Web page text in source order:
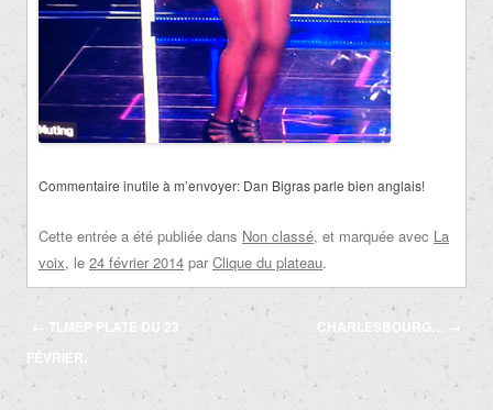
Commentaire inutile à m’envoyer: Dan Bigras parle bien anglais!
Cette entrée a été publiée dans Non classé, et marquée avec La
voix, le 24 février 2014 par Clique du plateau.
Navigation
des
articles
← TLMEP PLATE DU 23
FÉVRIER.
CHARLESBOURG… →